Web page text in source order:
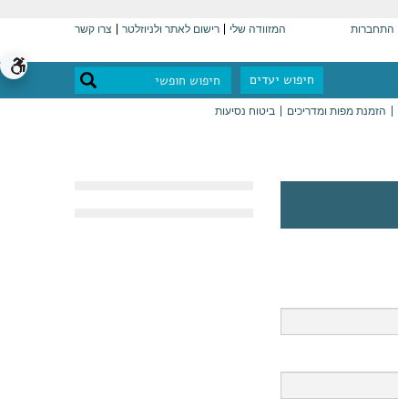
התחברות המזוודה שלי רישום לאתר ולניוזלטר צרו קשר
חיפוש יעדים
הזמנת מפות ומדריכים ביטוח נסיעות